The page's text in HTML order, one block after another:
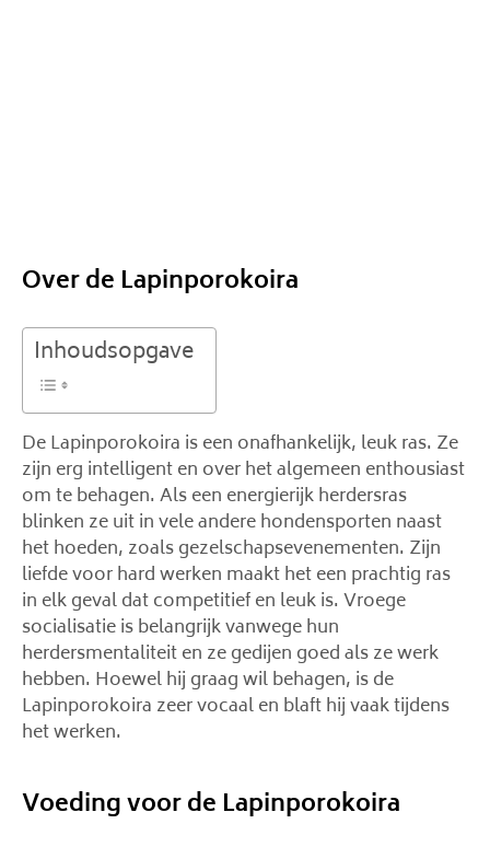
Over de Lapinporokoira
Inhoudsopgave
De Lapinporokoira is een onafhankelijk, leuk ras. Ze
zijn erg intelligent en over het algemeen enthousiast
om te behagen. Als een energierijk herdersras
blinken ze uit in vele andere hondensporten naast
het hoeden, zoals gezelschapsevenementen. Zijn
liefde voor hard werken maakt het een prachtig ras
in elk geval dat competitief en leuk is. Vroege
socialisatie is belangrijk vanwege hun
herdersmentaliteit en ze gedijen goed als ze werk
hebben. Hoewel hij graag wil behagen, is de
Lapinporokoira zeer vocaal en blaft hij vaak tijdens
het werken.
Voeding voor de Lapinporokoira